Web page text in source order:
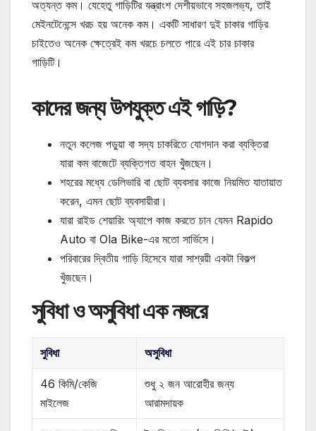
অত্যন্ত কম। যেহেতু গাড়িটির যন্ত্রাংশ দেশীয়ভাবে সহজলভ্য, তাই
মেইনটেনেন্সে খরচ হয় অনেক কম। একটি সাধারণ দুই চাকার গাড়ির
চাইতেও অনেক ক্ষেত্রেই কম খরচে চলতে পারে এই চার চাকার
গাড়িটি।
কাদের জন্য উপযুক্ত এই গাড়ি?
নতুন কলেজ পড়ুয়া বা সদ্য চাকরিতে যোগদান করা ব্যক্তিরা
যারা কম বাজেটে ব্যক্তিগত বাহন খুঁজছেন।
শহরের মধ্যে ডেলিভারি বা ছোট ব্যবসার কাজে নিয়মিত যাতায়াত
করেন, এমন ছোট ব্যবসায়ীরা।
যারা রাইড শেয়ারিং অ্যাপে কাজ করতে চান যেমন Rapido
Auto বা Ola Bike-এর মতো সার্ভিসে।
পরিবারের দ্বিতীয় গাড়ি হিসেবে যারা সাশ্রয়ী একটা বিকল্প
খুঁজছেন।
সুবিধা ও অসুবিধা এক নজরে
সুবিধা অসুবিধা
46 কিমি/কেজি
মাইলেজ
শুধু ২ জন আরোহীর জন্য
আরামদায়ক